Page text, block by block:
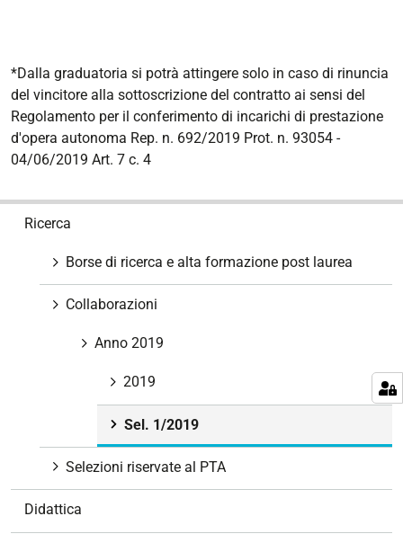
*Dalla graduatoria si potrà attingere solo in caso di rinuncia
del vincitore alla sottoscrizione del contratto ai sensi del
Regolamento per il conferimento di incarichi di prestazione
d'opera autonoma Rep. n. 692/2019 Prot. n. 93054 -
04/06/2019 Art. 7 c. 4
Ricerca
Borse di ricerca e alta formazione post laurea
Collaborazioni
Anno 2019
2019
Sel. 1/2019
Selezioni riservate al PTA
Didattica